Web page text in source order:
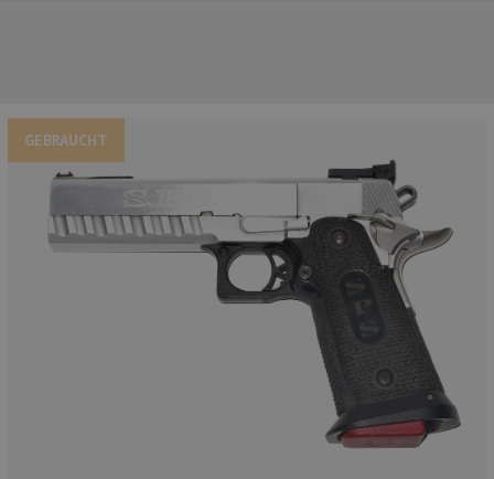
GEBRAUCHT
UNSERE TOP-MARKEN